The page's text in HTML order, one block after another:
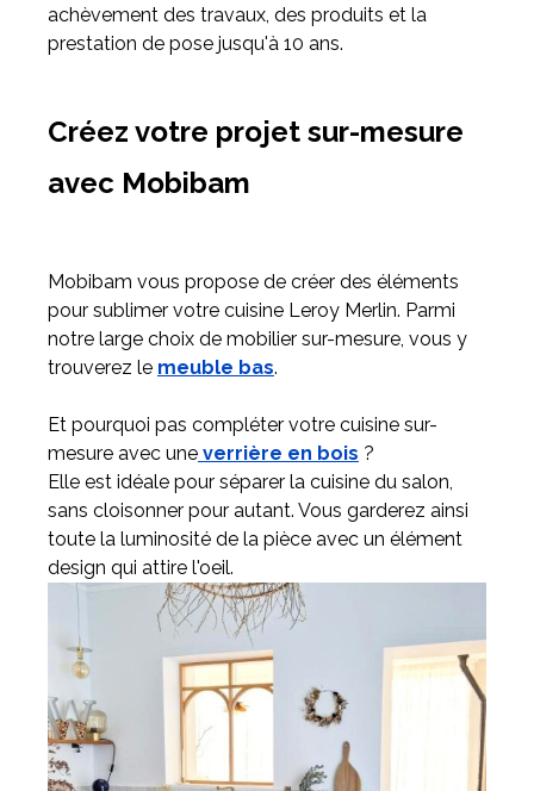
achèvement des travaux, des produits et la
prestation de pose jusqu'à 10 ans.
Créez votre projet sur-mesure
avec Mobibam
Mobibam vous propose de créer des éléments
pour sublimer votre cuisine Leroy Merlin. Parmi
notre large choix de mobilier sur-mesure, vous y
trouverez le meuble bas.
Et pourquoi pas compléter votre cuisine sur-
mesure avec une verrière en bois ?
Elle est idéale pour séparer la cuisine du salon,
sans cloisonner pour autant. Vous garderez ainsi
toute la luminosité de la pièce avec un élément
design qui attire l'oeil.